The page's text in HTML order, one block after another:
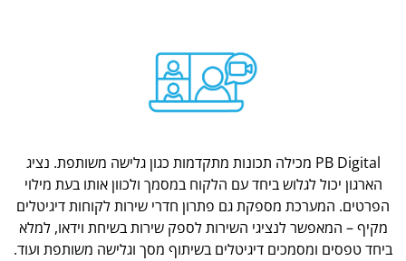
PB Digital מכילה תכונות מתקדמות כגון גלישה משותפת. נציג
הארגון יכול לגלוש ביחד עם הלקוח במסמך ולכוון אותו בעת מילוי
הפרטים. המערכת מספקת גם פתרון חדרי שירות לקוחות דיגיטלים
מקיף – המאפשר לנציגי השירות לספק שירות בשיחת וידאו, למלא
ביחד טפסים ומסמכים דיגיטלים בשיתוף מסך וגלישה משותפת ועוד.